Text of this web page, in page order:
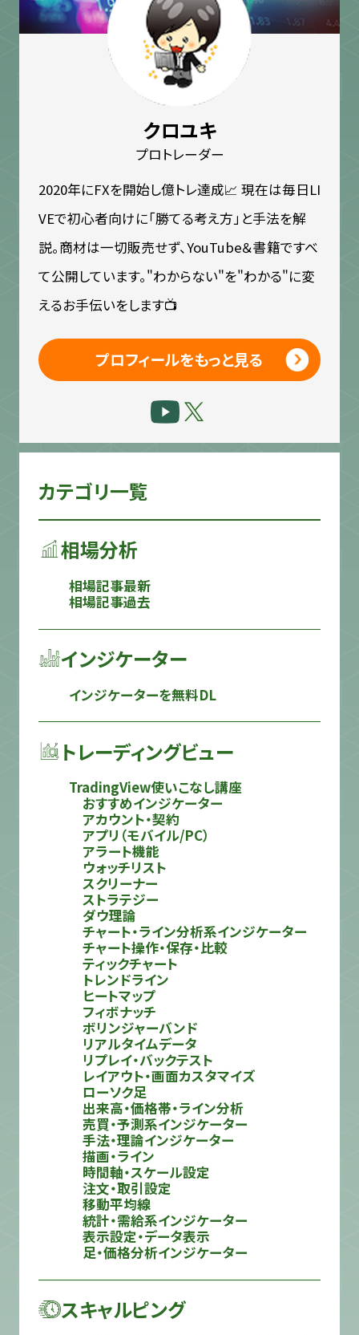
クロユキ
プロトレーダー
2020年にFXを開始し億トレ達成📈 現在は毎日LI
VEで初心者向けに「勝てる考え方」と手法を解
説。商材は一切販売せず、YouTube＆書籍ですべ
て公開しています。"わからない"を"わかる"に変
えるお手伝いをします📺
プロフィールをもっと見る
カテゴリ一覧
相場分析
相場記事最新
相場記事過去
インジケーター
インジケーターを無料DL
トレーディングビュー
TradingView使いこなし講座
おすすめインジケーター
アカウント・契約
アプリ（モバイル/PC）
アラート機能
ウォッチリスト
スクリーナー
ストラテジー
ダウ理論
チャート・ライン分析系インジケーター
チャート操作・保存・比較
ティックチャート
トレンドライン
ヒートマップ
フィボナッチ
ボリンジャーバンド
リアルタイムデータ
リプレイ・バックテスト
レイアウト・画面カスタマイズ
ローソク足
出来高・価格帯・ライン分析
売買・予測系インジケーター
手法・理論インジケーター
描画・ライン
時間軸・スケール設定
注文・取引設定
移動平均線
統計・需給系インジケーター
表示設定・データ表示
足・価格分析インジケーター
スキャルピング